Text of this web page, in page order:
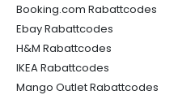
Booking.com Rabattcodes
Ebay Rabattcodes
H&M Rabattcodes
IKEA Rabattcodes
Mango Outlet Rabattcodes